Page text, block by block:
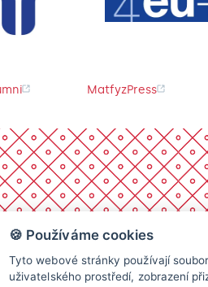
MatfyzPress
🍪 Používáme cookies
Tyto webové stránky používají
uživatelského prostředí, zobrazení